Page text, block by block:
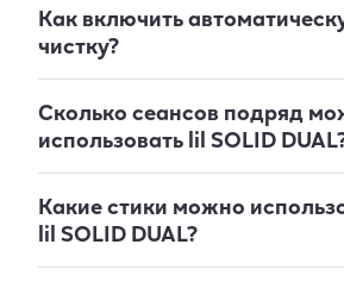
Как включить
чистку?
Сколько сеансов подряд
использовать lil SOLID
Какие стики можно
lil SOLID DUAL?